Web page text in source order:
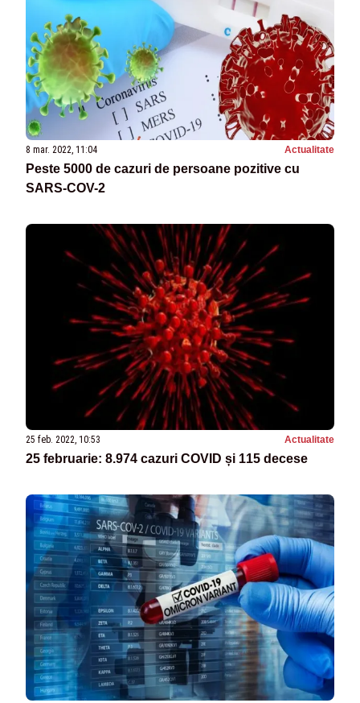
8 mar. 2022, 11:04 Actualitate
Peste 5000 de cazuri de persoane pozitive cu
SARS-COV-2
25 feb. 2022, 10:53 Actualitate
25 februarie: 8.974 cazuri COVID și 115 decese